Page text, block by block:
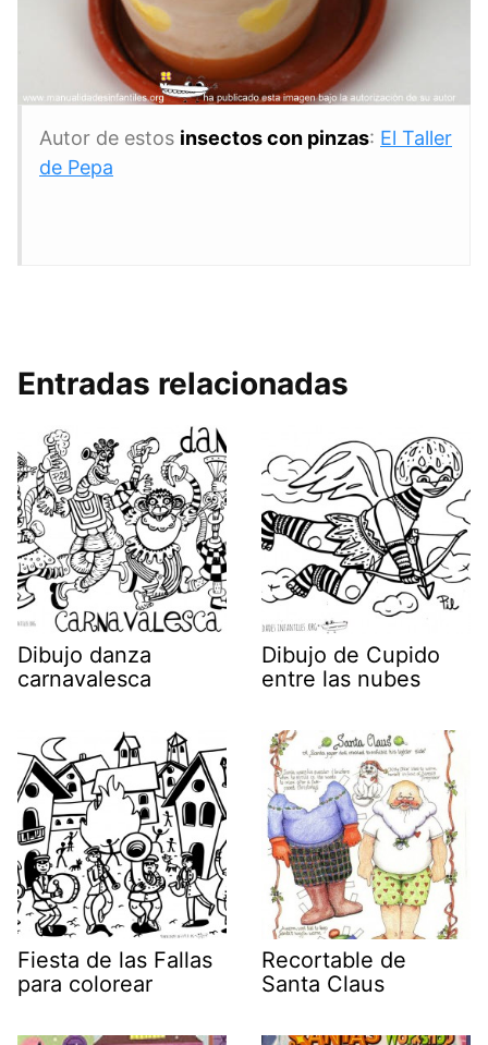
Autor de estos insectos con pinzas: El Taller
de Pepa
Entradas relacionadas
Dibujo danza
carnavalesca
Dibujo de Cupido
entre las nubes
Fiesta de las Fallas
para colorear
Recortable de
Santa Claus